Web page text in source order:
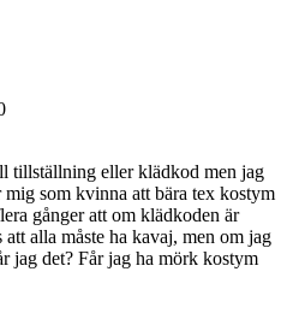
tillställning eller klädkod men jag
som kvinna att bära tex kostym
gånger att om klädkoden är
att alla måste ha kavaj, men om jag
jag det? Får jag ha mörk kostym